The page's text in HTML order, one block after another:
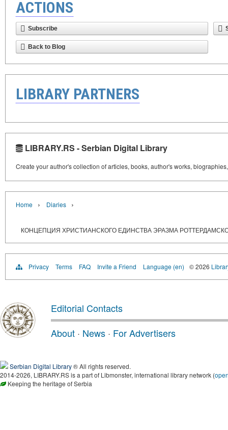
ACTIONS
Subscribe
Back to Blog
LIBRARY PARTNERS
LIBRARY.RS - Serbian Digital Library
Create your author's collection of articles, books, author's works,
Home › Diaries ›
КОНЦЕПЦИЯ ХРИСТИАНСКОГО ЕДИНСТВА ЭРАЗМА
Privacy Terms FAQ Invite a Friend Language (en) © 2026
Editorial Contacts
About · News · For Advertisers
Serbian Digital Library® All rights reserved.
2014-2026, LIBRARY.RS is a part of Libmonster, international library network (
Keeping the heritage of Serbia